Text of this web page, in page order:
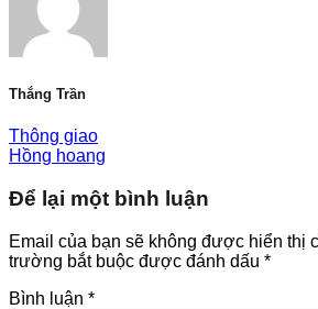
Thắng Trần
Thông giao
Hồng hoang
Để lại một bình luận
Email của bạn sẽ không được hiển thị
trường bắt buộc được đánh dấu *
Bình luận *